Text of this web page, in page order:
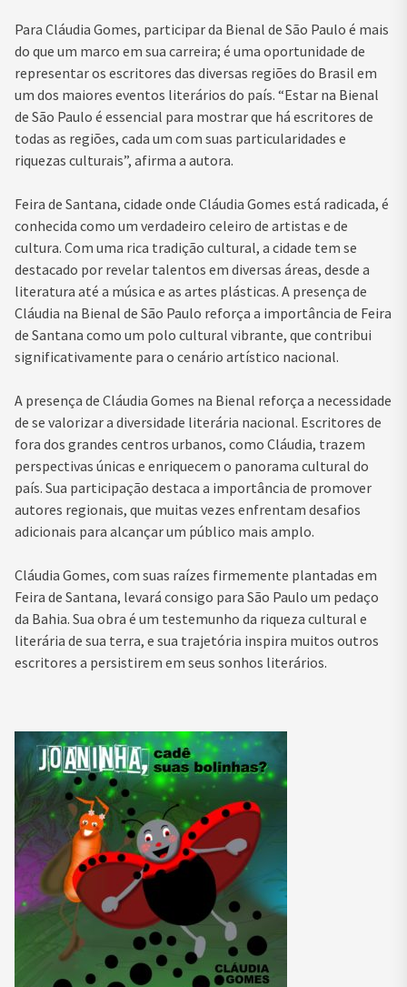
Para Cláudia Gomes, participar da Bienal de São Paulo é mais
do que um marco em sua carreira; é uma oportunidade de
representar os escritores das diversas regiões do Brasil em
um dos maiores eventos literários do país. “Estar na Bienal
de São Paulo é essencial para mostrar que há escritores de
todas as regiões, cada um com suas particularidades e
riquezas culturais”, afirma a autora.
Feira de Santana, cidade onde Cláudia Gomes está radicada, é
conhecida como um verdadeiro celeiro de artistas e de
cultura. Com uma rica tradição cultural, a cidade tem se
destacado por revelar talentos em diversas áreas, desde a
literatura até a música e as artes plásticas. A presença de
Cláudia na Bienal de São Paulo reforça a importância de Feira
de Santana como um polo cultural vibrante, que contribui
significativamente para o cenário artístico nacional.
A presença de Cláudia Gomes na Bienal reforça a necessidade
de se valorizar a diversidade literária nacional. Escritores de
fora dos grandes centros urbanos, como Cláudia, trazem
perspectivas únicas e enriquecem o panorama cultural do
país. Sua participação destaca a importância de promover
autores regionais, que muitas vezes enfrentam desafios
adicionais para alcançar um público mais amplo.
Cláudia Gomes, com suas raízes firmemente plantadas em
Feira de Santana, levará consigo para São Paulo um pedaço
da Bahia. Sua obra é um testemunho da riqueza cultural e
literária de sua terra, e sua trajetória inspira muitos outros
escritores a persistirem em seus sonhos literários.